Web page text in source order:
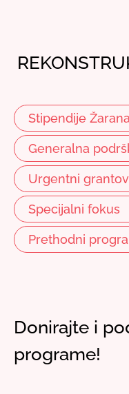
Stipendije
Generalna
Urgentni
Specijalni fokus
Prethodni
Donirajte i
programe!